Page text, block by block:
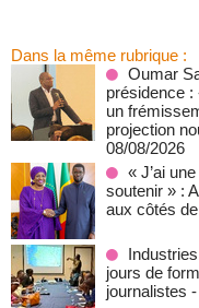
Dans la même rubrique :
Oumar
présidence
un
projection
08/08/2026
« J’ai
soutenir » :
aux côtés
jours de
journalistes